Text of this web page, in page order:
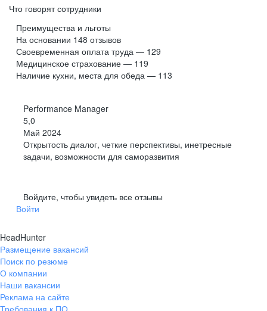
Что говорят сотрудники
Преимущества и льготы
На основании 148 отзывов
Своевременная оплата труда — 129
Медицинское страхование — 119
Наличие кухни, места для обеда — 113
Performance Manager
5,0
Май 2024
Открытость диалог, четкие перспективы, инетресные
задачи, возможности для саморазвития
Войдите, чтобы увидеть все отзывы
Войти
HeadHunter
Размещение вакансий
Поиск по резюме
О компании
Наши вакансии
Реклама на сайте